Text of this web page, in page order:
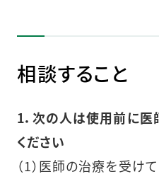
相談すること
1．次の人は使用前に
ください
（1）医師の治療を受けて